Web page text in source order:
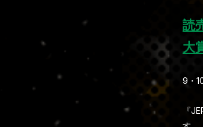
読
大
9・
『